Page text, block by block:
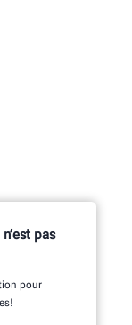
pas
pour